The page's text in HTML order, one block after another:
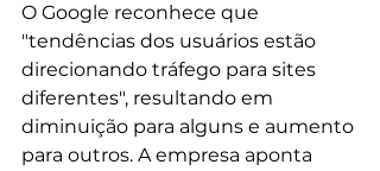
O Google reconhece que
"tendências dos usuários estão
direcionando tráfego para sites
diferentes", resultando em
diminuição para alguns e aumento
para outros. A empresa aponta